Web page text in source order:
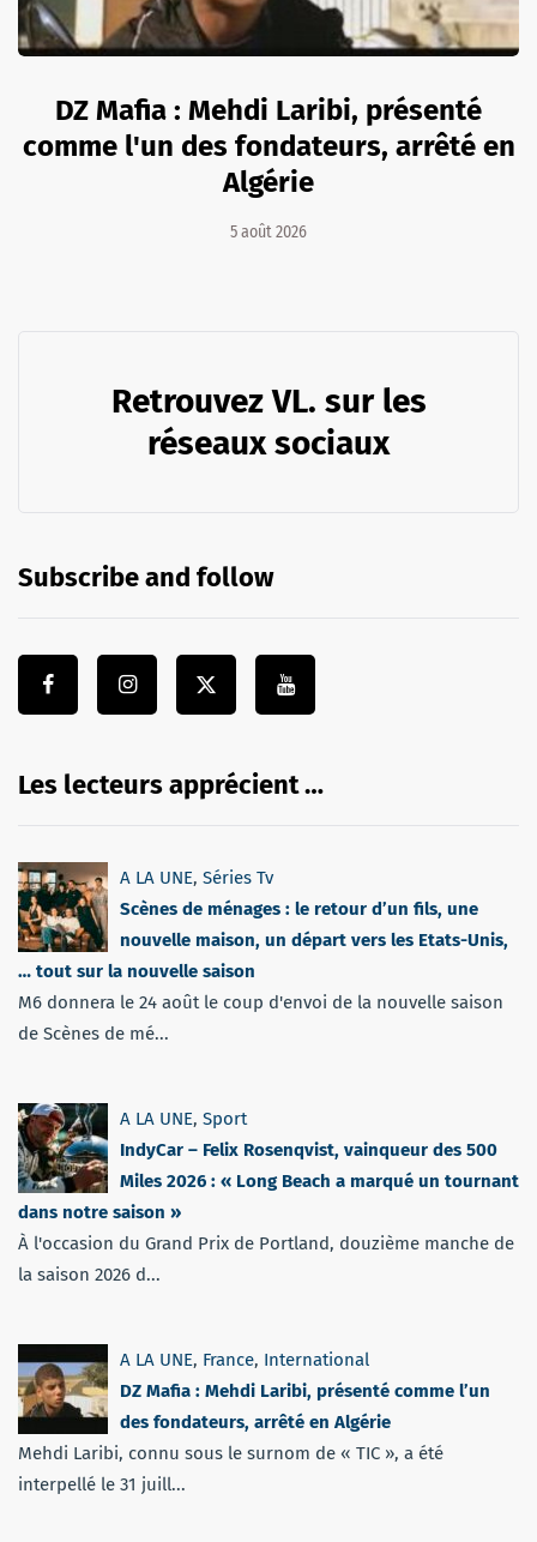
DZ Mafia : Mehdi Laribi, présenté
comme l'un des fondateurs, arrêté en
Algérie
5 août 2026
Retrouvez VL. sur les
réseaux sociaux
Subscribe and follow
Les lecteurs apprécient …
A LA UNE, Séries Tv
Scènes de ménages : le retour d’un fils, une
nouvelle maison, un départ vers les Etats-Unis,
… tout sur la nouvelle saison
M6 donnera le 24 août le coup d'envoi de la nouvelle saison
de Scènes de mé...
A LA UNE, Sport
IndyCar – Felix Rosenqvist, vainqueur des 500
Miles 2026 : « Long Beach a marqué un tournant
dans notre saison »
À l'occasion du Grand Prix de Portland, douzième manche de
la saison 2026 d...
A LA UNE, France, International
DZ Mafia : Mehdi Laribi, présenté comme l’un
des fondateurs, arrêté en Algérie
Mehdi Laribi, connu sous le surnom de « TIC », a été
interpellé le 31 juill...